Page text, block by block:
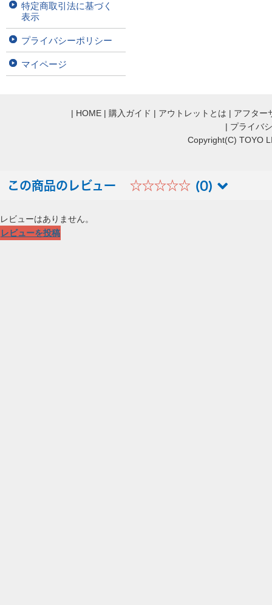
特定商取引法に基づく
表示
プライバシーポリシー
マイページ
| HOME | 購入ガイド | アウトレットとは | アフター
| プライバ
Copyright(C) TOYO
この商品のレビュー ☆☆☆☆☆ (0)
レビューはありません。
レビューを投稿